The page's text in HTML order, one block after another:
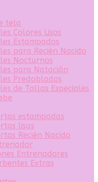
tela
Colores Lisos
Estampados
para Recién Nacido
Nocturnos
para Natación
Predoblados
de Tallas Especiales
estampadas
lisas
Recién Nacido
Entrenadores
Extras